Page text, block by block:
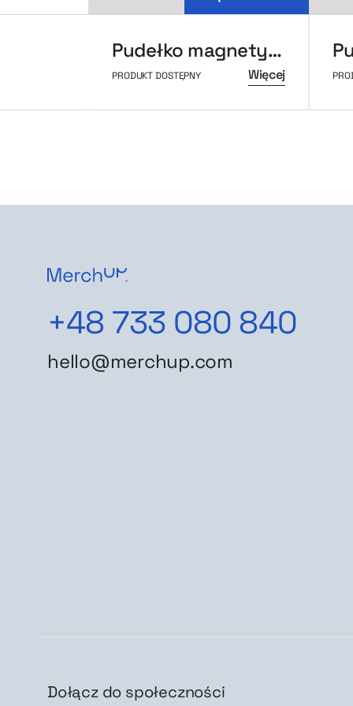
Pudełko magnetyczne L
PRODUKT DOSTĘPNY Więcej
+48 733 080 840
hello@merchup.com
Dołącz do społeczności